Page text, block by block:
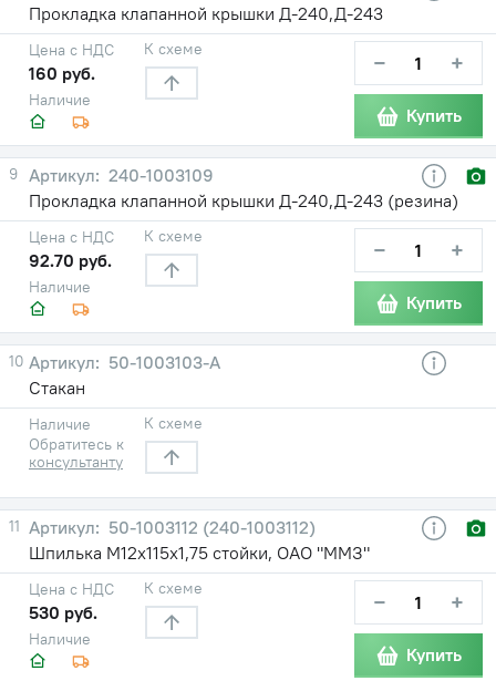
Прокладка клапанной крышки Д-240,Д-243
Наличие
Цена с НДС
160 руб.
К схеме − +
Купить
9
240-1003109
Прокладка клапанной крышки Д-240,Д-243 (резина)
Наличие
Цена с НДС
92.70 руб.
К схеме − +
Купить
10
50-1003103-А
Стакан
Наличие
Обратитесь к
консультанту
К схеме
11
50-1003112 (240-1003112)
Шпилька М12х115х1,75 стойки, ОАО "ММЗ"
Наличие
Цена с НДС
530 руб.
К схеме − +
Купить